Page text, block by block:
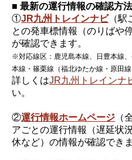
■ 最新の運行情報の確認方
①JR九州トレインナビ（駅
との発車標情報（のりばや
が確認できます。
※対応線区：鹿児島本線、日豊本線
本線・篠栗線（福北ゆたか線・原田
詳しくはJR九州トレインナ
い。
②運行情報ホームページ （
アごとの運行情報（遅延状
休など）の情報が確認できま